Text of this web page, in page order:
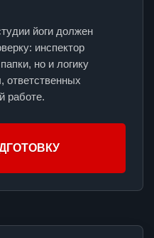
йоги должен
инспектор
но и логику
ответственных
работе.